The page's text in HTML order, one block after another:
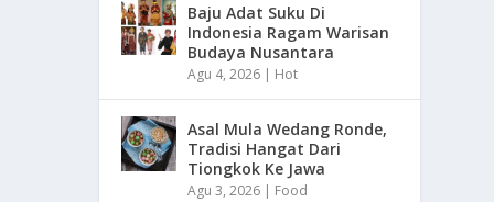
Baju Adat Suku Di
Indonesia Ragam Warisan
Budaya Nusantara
Agu 4, 2026 | Hot
Asal Mula Wedang Ronde,
Tradisi Hangat Dari
Tiongkok Ke Jawa
Agu 3, 2026 | Food